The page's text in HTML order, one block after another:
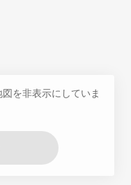
を非表示にしていま